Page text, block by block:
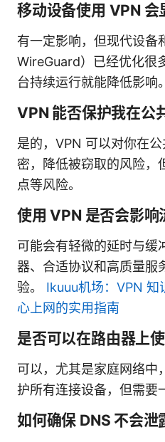
移动设备使用 VPN 会
有一定影响，但现代设备
WireGuard）已经优化很
台持续运行就能降低影响。
VPN 能否保护我在公
是的，VPN 可以对你在
密，降低被窃取的风险，
点等风险。
使用 VPN 是否会影响
可能会有轻微的延时与缓
器、合适协议和高质量服
验。 Ikuuu机场：VPN
心上网的实用指南
是否可以在路由器上使
可以，尤其是家庭网络中
护所有连接设备，但需要
如何确保 DNS 不会泄